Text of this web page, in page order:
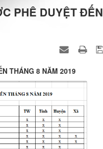
PHÊ DUYỆT ĐẾN
THÁNG 8 NĂM 2019